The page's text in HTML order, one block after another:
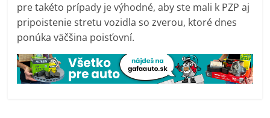
pre takéto prípady je výhodné, aby ste mali k PZP aj
pripoistenie stretu vozidla so zverou, ktoré dnes
ponúka väčšina poisťovní.